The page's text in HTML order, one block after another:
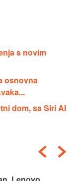
s novim
osnovna
dom, sa Siri AI